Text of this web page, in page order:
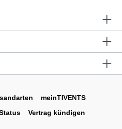
meinTIVENTS
Vertrag kündigen